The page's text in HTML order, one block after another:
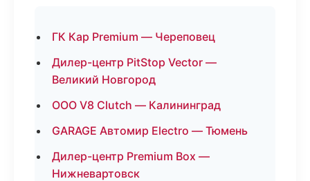
ГК Кар Premium — Череповец
Дилер-центр PitStop Vector —
Великий Новгород
ООО V8 Clutch — Калининград
GARAGE Автомир Electro — Тюмень
Дилер-центр Premium Box —
Нижневартовск